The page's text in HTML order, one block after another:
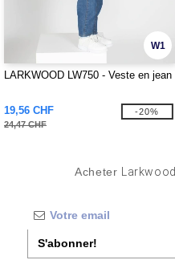
W1
LARKWOOD LW750 - Veste en jean
19,56 CHF
24,47 CHF
-20%
Acheter Larkwood
S'abonner!